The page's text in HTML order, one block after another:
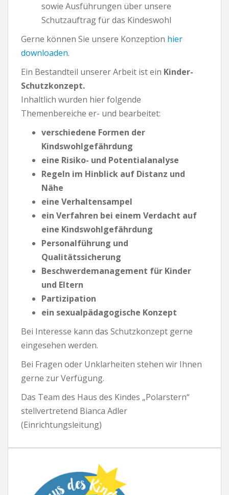
sowie Ausführungen über unsere
Schutzauftrag für das Kindeswohl
Gerne können Sie unsere Konzeption hier
downloaden.
Ein Bestandteil unserer Arbeit ist ein Kinder-
Schutzkonzept.
Inhaltlich wurden hier folgende
Themenbereiche er- und bearbeitet:
verschiedene Formen der
Kindswohlgefährdung
eine Risiko- und Potentialanalyse
Regeln im Hinblick auf Distanz und
Nähe
eine Verhaltensampel
ein Verfahren bei einem Verdacht auf
eine Kindswohlgefährdung
Personalführung und
Qualitätssicherung
Beschwerdemanagement für Kinder
und Eltern
Partizipation
ein sexualpädagogische Konzept
Bei Interesse kann das Schutzkonzept gerne
eingesehen werden.
Bei Fragen oder Unklarheiten stehen wir Ihnen
gerne zur Verfügung.
Das Team des Haus des Kindes „Polarstern“
stellvertretend Bianca Adler
(Einrichtungsleitung)